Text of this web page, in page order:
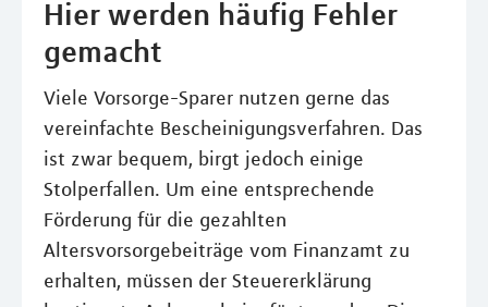
Hier werden häufig Fehler
gemacht
Viele Vorsorge-Sparer nutzen gerne das
vereinfachte Bescheinigungsverfahren. Das
ist zwar bequem, birgt jedoch einige
Stolperfallen. Um eine entsprechende
Förderung für die gezahlten
Altersvorsorgebeiträge vom Finanzamt zu
erhalten, müssen der Steuererklärung